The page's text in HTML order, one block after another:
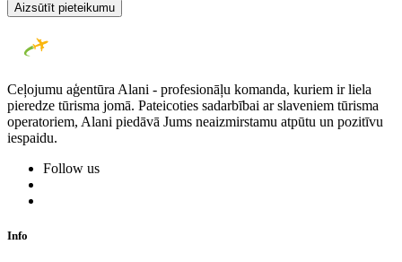
Aizsūtīt pieteikumu
Ceļojumu aģentūra Alani - profesionāļu komanda, kuriem ir liela
pieredze tūrisma jomā. Pateicoties sadarbībai ar slaveniem tūrisma
operatoriem, Alani piedāvā Jums neaizmirstamu atpūtu un pozitīvu
iespaidu.
Follow us
Info